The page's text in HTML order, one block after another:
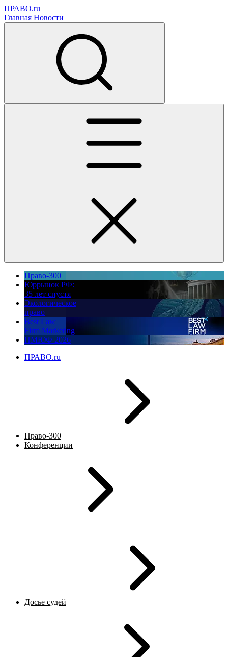
ПРАВО.ru
Главная Новости
Право-300
Юррынок РФ:
35 лет спустя
Экологическое
право
Best Law
Firm Marketing
ПМЮФ 2026
ПРАВО.ru
Право-300
Конференции
Досье судей